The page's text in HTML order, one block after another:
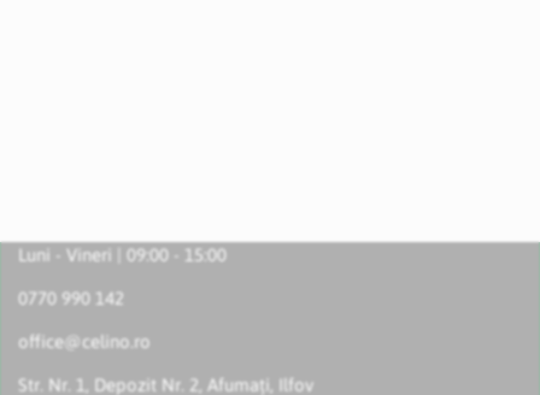
Luni - Vineri | 09:00 - 15:00
0770 990 142
office@celino.ro
Str. Nr. 1, Depozit Nr. 2, Afumați, Ilfov